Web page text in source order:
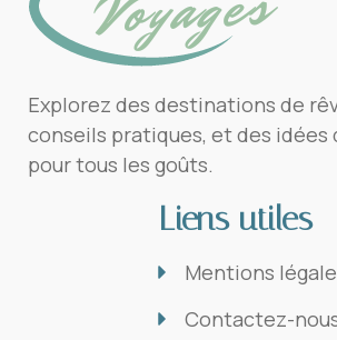
Explorez des destinations de
conseils pratiques, et des idées
pour tous les goûts.
Liens utiles
Mentions
Contactez-